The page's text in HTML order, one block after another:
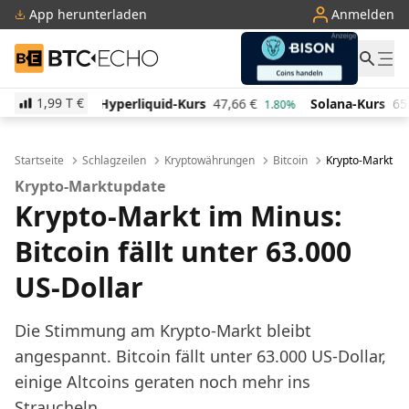
App herunterladen Anmelden
BTC-ECHO
1,99 T €
Kurs 47,66 € 1.80% Solana-Kurs 65,72 € 3.10% TRON-Kurs
Startseite Schlagzeilen Kryptowährungen Bitcoin Krypto-Markt
Krypto-Marktupdate
Krypto-Markt im Minus:
Bitcoin fällt unter 63.000
US-Dollar
Die Stimmung am Krypto-Markt bleibt
angespannt. Bitcoin fällt unter 63.000 US-Dollar,
einige Altcoins geraten noch mehr ins